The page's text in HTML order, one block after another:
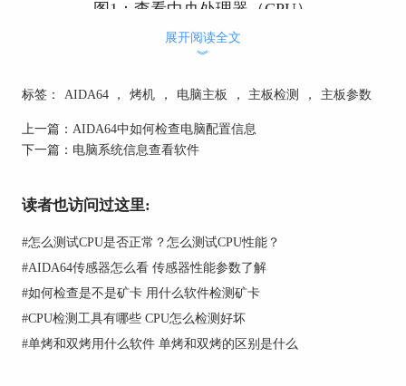
图1：查看中央处理器（CPU）
主板名称，主板前端、内存、芯片总线特性，以及
的产品信息网站，了解更加详细的主板信息。
展开阅读全文
︾
标签： AIDA64 ， 烤机 ， 电脑主板 ， 主板检测 ， 主板参数
上一篇： AIDA64中如何检查电脑配置信息
下一篇： 电脑系统信息查看软件
读者也访问过这里:
#怎么测试CPU是否正常？怎么测试CPU性能？
#AIDA64传感器怎么看 传感器性能参数了解
#如何检查是不是矿卡 用什么软件检测矿卡
#CPU检测工具有哪些 CPU怎么检测好坏
#单烤和双烤用什么软件 单烤和双烤的区别是什么